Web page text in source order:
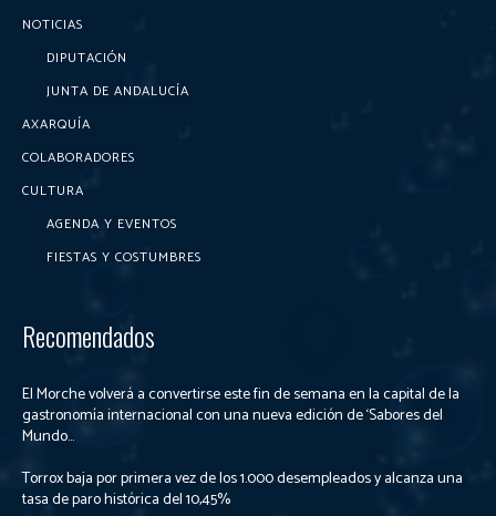
NOTICIAS
DIPUTACIÓN
JUNTA DE ANDALUCÍA
AXARQUÍA
COLABORADORES
CULTURA
AGENDA Y EVENTOS
FIESTAS Y COSTUMBRES
Recomendados
El Morche volverá a convertirse este fin de semana en la capital de la
gastronomía internacional con una nueva edición de ‘Sabores del
Mundo...
Torrox baja por primera vez de los 1.000 desempleados y alcanza una
tasa de paro histórica del 10,45%